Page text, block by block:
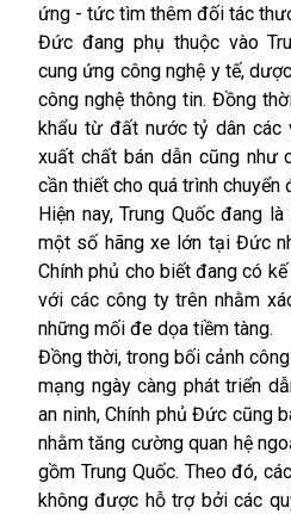
ứng - tức tìm thêm đối tác
Đức đang phụ thuộc vào
cung ứng công nghệ y tế,
công nghệ thông tin. Đồng
khẩu từ đất nước tỷ dân các
xuất chất bán dẫn cũng như
cần thiết cho quá trình chuyển
Hiện nay, Trung Quốc đang
một số hãng xe lớn tại Đức
Chính phủ cho biết đang có
với các công ty trên nhằm
những mối đe dọa tiềm tàng.
Đồng thời, trong bối cảnh
mạng ngày càng phát triển
an ninh, Chính phủ Đức cũng
nhằm tăng cường quan hệ
gồm Trung Quốc. Theo đó,
không được hỗ trợ bởi các